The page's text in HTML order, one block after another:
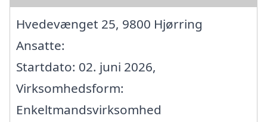
Hvedevænget 25, 9800 Hjørring
Ansatte:
Startdato: 02. juni 2026,
Virksomhedsform:
Enkeltmandsvirksomhed